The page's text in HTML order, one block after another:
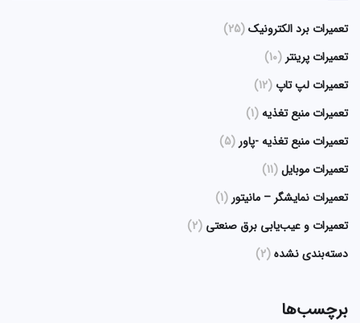
تعمیرات برد الکترونیک(25)
تعمیرات پرینتر (10)
تعمیرات لپ تاپ (12)
تعمیرات منبع تغذیه(1)
تعمیرات منبع تغذیه -پاور (5)
تعمیرات موبایل(11)
تعمیرات نمایشگر – مانیتور (1)
تعمیرات و عیب‌یابی برق صنعتی (2)
دسته‌بندی نشده(2)
برچسب‌ها